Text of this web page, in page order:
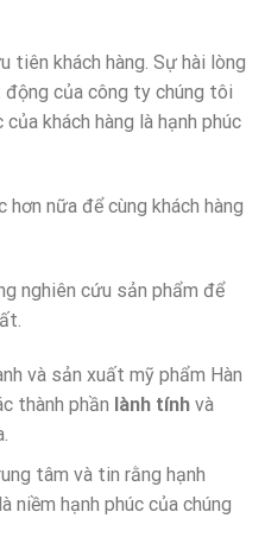
tiên khách hàng. Sự hài lòng
của công ty chúng tôi
khách hàng là hạnh phúc
nữa để cùng khách hàng
nghiên cứu sản phẩm để
và sản xuất mỹ phẩm Hàn
thành phần lành tínhvà
tâm và tin rằng hạnh
niềm hạnh phúc của chúng